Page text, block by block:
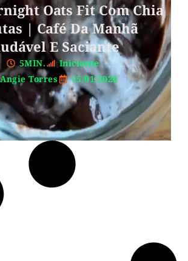
Oats Fit Com Chia
| Café Da Manhã
E Saciante
5MIN.
Iniciante
Angie Torres
15/01/2026